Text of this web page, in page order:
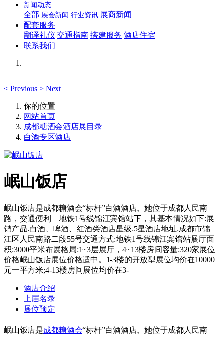
新闻动态
全部 展会新闻 行业资讯 展商新闻
配套服务
翻译礼仪 交通指南 搭建服务 酒店住宿
联系我们
< Previous > Next
你的位置
网站首页
成都糖酒会酒店展目录
白酒专区酒店
岷山饭店
岷山饭店是成都糖酒会“标杆”白酒酒店。她位于成都人民南
路，交通便利，地铁1号线锦江宾馆站下，其基本情况如下:展
销产品:白酒、啤酒、红酒类酒店星级:5星酒店地址:成都市锦
江区人民南路二段55号交通方式:地铁1号线锦江宾馆站展厅面
积:3000平米布展格局:1~3层展厅，4~13楼房间容量:320家展位
价格岷山饭店展位价格适中。1-3楼的开放型展位均价在10000
元一平方米;4-13楼房间展位均价在3-
酒店介绍
上届名录
展位预定
岷山饭店是成都糖酒会“标杆”白酒酒店。她位于成都人民南